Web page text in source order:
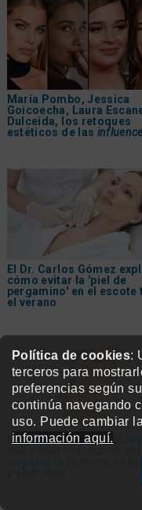
Política de cookies:
terceros para
preferencias según
continúa navegando
uso. Puede cambiar
información aquí.
María Pombo, Jessica
Goicoecha, Laura
Dulceida, los retoques
estéticos de las
El Dr. Carlos Gómez
cómo evitar la 'piel de
pergamino' en el escote
el verano
Ultherapy Prime®
mejorar la firmeza de